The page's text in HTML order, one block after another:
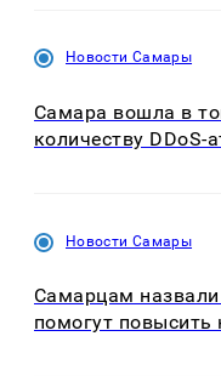
Новости Самары
Самара вошла в
количеству DDoS-
Новости Самары
Самарцам
помогут повысить